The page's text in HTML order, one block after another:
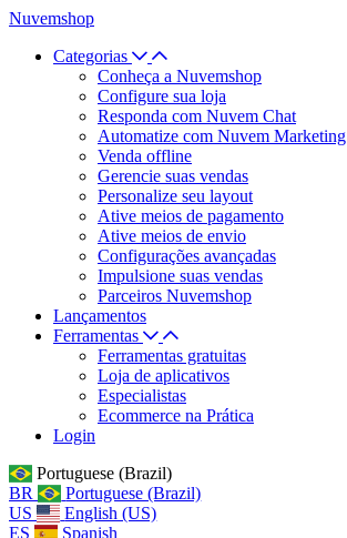
Nuvemshop
Categorias
Conheça a Nuvemshop
Configure sua loja
Responda com Nuvem Chat
Automatize com Nuvem Marketing
Venda offline
Gerencie suas vendas
Personalize seu layout
Ative meios de pagamento
Ative meios de envio
Configurações avançadas
Impulsione suas vendas
Parceiros Nuvemshop
Lançamentos
Ferramentas
Ferramentas gratuitas
Loja de aplicativos
Especialistas
Ecommerce na Prática
Login
Portuguese (Brazil)
BR
Portuguese (Brazil)
US
English (US)
ES
Spanish